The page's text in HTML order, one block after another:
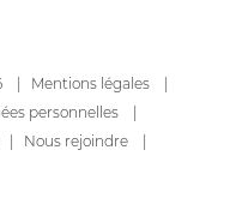
Mentions légales
personnelles
Nous rejoindre